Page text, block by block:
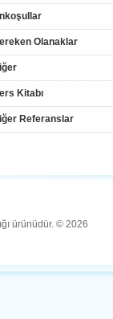
Olanaklar
Kitabı
Referanslar
ürünüdür. © 2026